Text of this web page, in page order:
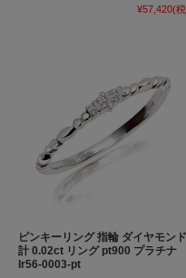
¥57,420(
ピンキーリング 指輪 ダイヤモンド
計 0.02ct リング pt900 プラチナ
lr56-0003-pt